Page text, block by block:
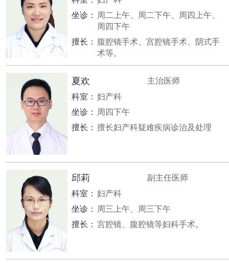
坐诊：
周二上午、周二下午、周四上午、
周四下午
擅长：
腹腔镜手术、宫腔镜手术、阴式手
术等。
夏欢
主治医师
科室： 妇产科
坐诊：
周四下午
擅长： 擅长妇产科疑难疾病诊治及处理
邱莉
副主任医师
科室： 妇产科
坐诊：
周三上午、周三下午
擅长： 宫腔镜、腹腔镜等妇科手术。